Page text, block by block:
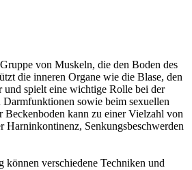
von Muskeln, die den Boden des
die inneren Organe wie die Blase, den
und spielt eine wichtige Rolle bei der
sowie beim sexuellen
Beckenboden kann zu einer Vielzahl von
Harninkontinenz, Senkungsbeschwerden
können verschiedene Techniken und